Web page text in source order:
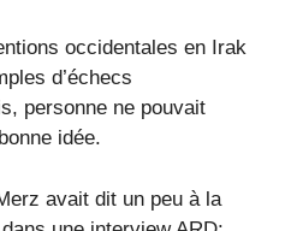
occidentales en Irak
d’échecs
personne ne pouvait
idée.
avait dit un peu à la